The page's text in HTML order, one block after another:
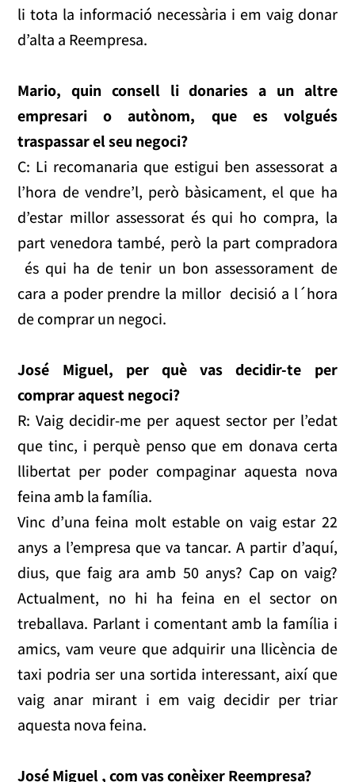
li tota la informació necessària i em vaig donar
d’alta a Reempresa.
Mario, quin consell li donaries a un altre
empresari o autònom, que es volgués
traspassar el seu negoci?
C: Li recomanaria que estigui ben assessorat a
l’hora de vendre’l, però bàsicament, el que ha
d’estar millor assessorat és qui ho compra, la
part venedora també, però la part compradora
és qui ha de tenir un bon assessorament de
cara a poder prendre la millor decisió a l´hora
de comprar un negoci.
José Miguel, per què vas decidir-te per
comprar aquest negoci?
R: Vaig decidir-me per aquest sector per l’edat
que tinc, i perquè penso que em donava certa
llibertat per poder compaginar aquesta nova
feina amb la família.
Vinc d’una feina molt estable on vaig estar 22
anys a l’empresa que va tancar. A partir d’aquí,
dius, que faig ara amb 50 anys? Cap on vaig?
Actualment, no hi ha feina en el sector on
treballava. Parlant i comentant amb la família i
amics, vam veure que adquirir una llicència de
taxi podria ser una sortida interessant, així que
vaig anar mirant i em vaig decidir per triar
aquesta nova feina.
José Miguel , com vas conèixer Reempresa?